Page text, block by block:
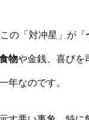
の「対冲星」が「
物や金銭、喜びを
年なのです。